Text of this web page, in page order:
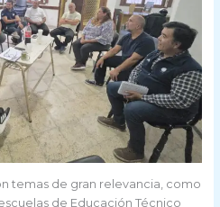
temas de gran relevancia, como
de Educación Técnico